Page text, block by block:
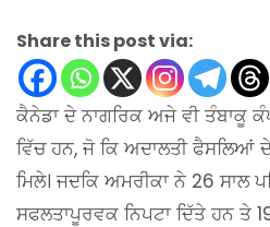
Share this post via:
ਕੈਨੇਡਾ ਦੇ ਨਾਗਰਿਕ ਅਜੇ ਵੀ ਤੰਬਾਕੂ
ਵਿੱਚ ਹਨ, ਜੋ ਕਿ ਅਦਾਲਤੀ ਫੈਸਲਿਆਂ
ਮਿਲੇ। ਜਦਕਿ ਅਮਰੀਕਾ ਨੇ 26 ਸਾਲ
ਸਫਲਤਾਪੂਰਵਕ ਨਿਪਟਾ ਦਿੱਤੇ ਹਨ ਤੇ